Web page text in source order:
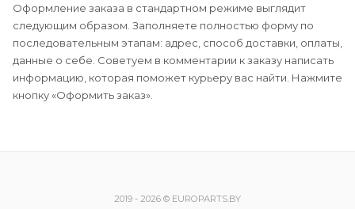
Оформление заказа в стандартном режиме выглядит
следующим образом. Заполняете полностью форму по
последовательным этапам: адрес, способ доставки, оплаты,
данные о себе. Советуем в комментарии к заказу написать
информацию, которая поможет курьеру вас найти. Нажмите
кнопку «Оформить заказ».
2019 - 2026 © EUROPARTS.BY